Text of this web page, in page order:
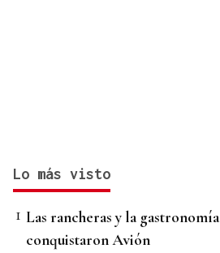
Lo más visto
Las rancheras y la
conquistaron Avión